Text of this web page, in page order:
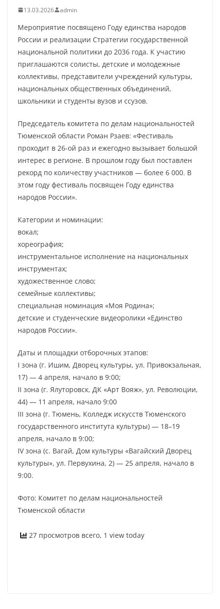
13.03.2026 admin
Мероприятие посвящено Году единства народов
России и реализации Стратегии государственной
национальной политики до 2036 года. К участию
приглашаются солисты, детские и молодежные
коллективы, представители учреждений культуры,
национальных общественных объединений,
школьники и студенты вузов и ссузов.
Председатель комитета по делам национальностей
Тюменской области Роман Рзаев: «Фестиваль
проходит в 26-ой раз и ежегодно вызывает большой
интерес в регионе. В прошлом году был поставлен
рекорд по количеству участников — более 6 000. В
этом году фестиваль посвящен Году единства
народов России».
Категории и номинации:
вокал;
хореография;
инструментальное исполнение на национальных
инструментах;
художественное слово;
семейные коллективы;
специальная номинация «Моя Родина»;
детские и студенческие видеоролики «Единство
народов России».
Даты и площадки отборочных этапов:
I зона (г. Ишим, Дворец культуры, ул. Привокзальная,
17) — 4 апреля, начало в 9:00;
II зона (г. Ялуторовск, ДК «Арт Вояж», ул. Революции,
44) — 11 апреля, начало 9:00
III зона (г. Тюмень, Колледж искусств Тюменского
государственного института культуры) — 18–19
апреля, начало в 9:00;
IV зона (с. Вагай, Дом культуры «Вагайский Дворец
культуры», ул. Первухина, 2) — 25 апреля, начало в
9:00.
Фото: Комитет по делам национальностей
Тюменской области
27 просмотров всего, 1 view today